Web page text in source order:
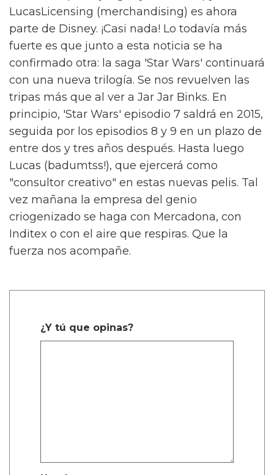
LucasLicensing (merchandising) es ahora
parte de Disney. ¡Casi nada! Lo todavía más
fuerte es que junto a esta noticia se ha
confirmado otra: la saga 'Star Wars' continuará
con una nueva trilogía. Se nos revuelven las
tripas más que al ver a Jar Jar Binks. En
principio, 'Star Wars' episodio 7 saldrá en 2015,
seguida por los episodios 8 y 9 en un plazo de
entre dos y tres años después. Hasta luego
Lucas (badumtss!), que ejercerá como
"consultor creativo" en estas nuevas pelis. Tal
vez mañana la empresa del genio
criogenizado se haga con Mercadona, con
Inditex o con el aire que respiras. Que la
fuerza nos acompañe.
¿Y tú que opinas?